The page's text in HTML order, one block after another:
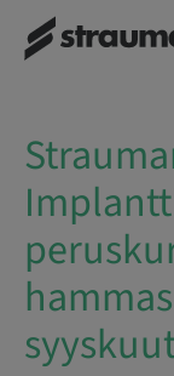
Straumann®